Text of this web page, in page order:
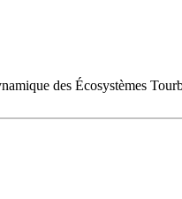
des Écosystèmes